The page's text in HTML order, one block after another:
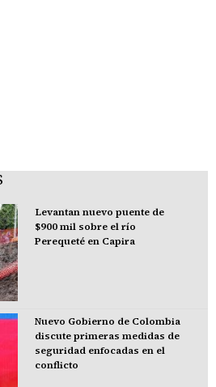
Levantan nuevo puente de
$900 mil sobre el río
Perequeté en Capira
Nuevo Gobierno de Colombia
discute primeras medidas de
seguridad enfocadas en el
conflicto